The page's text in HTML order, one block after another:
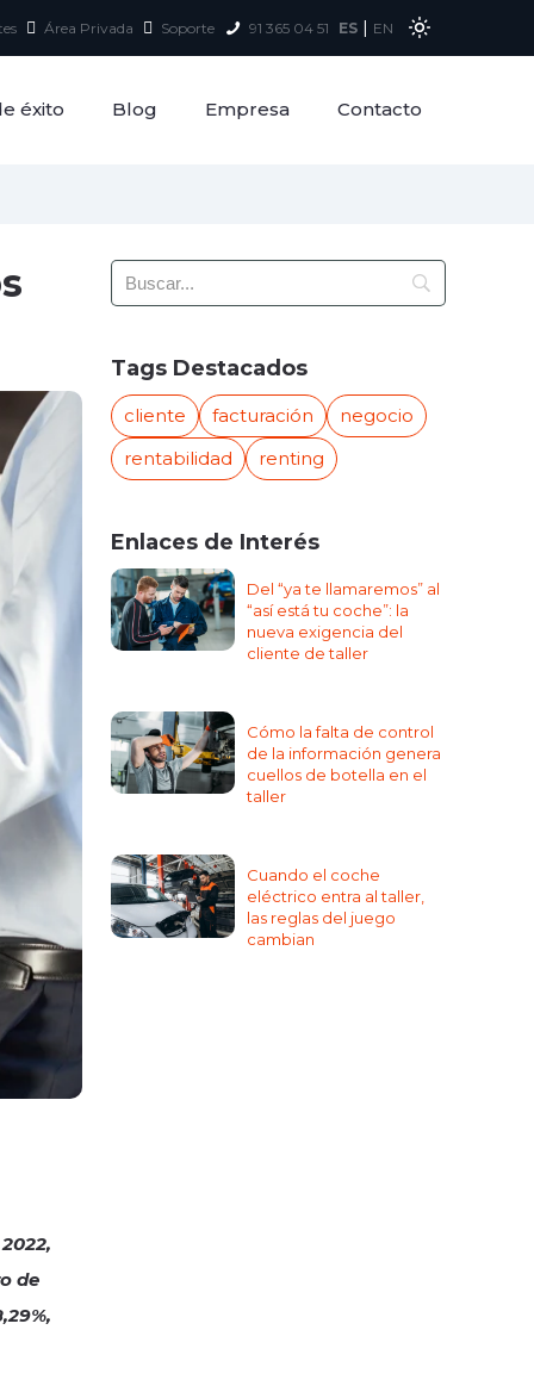
Área Privada Soporte 91 365 04 51 ES | EN
éxito Blog Empresa Contacto
de
Tags Destacados
cliente facturación
negocio
rentabilidad
renting
Enlaces de Interés
Del “ya te llamaremos” al
“así está tu coche”: la
nueva exigencia del
cliente de taller
Cómo la falta de control
de la información genera
cuellos de botella en el
taller
Cuando el coche
eléctrico entra al taller,
las reglas del juego
cambian